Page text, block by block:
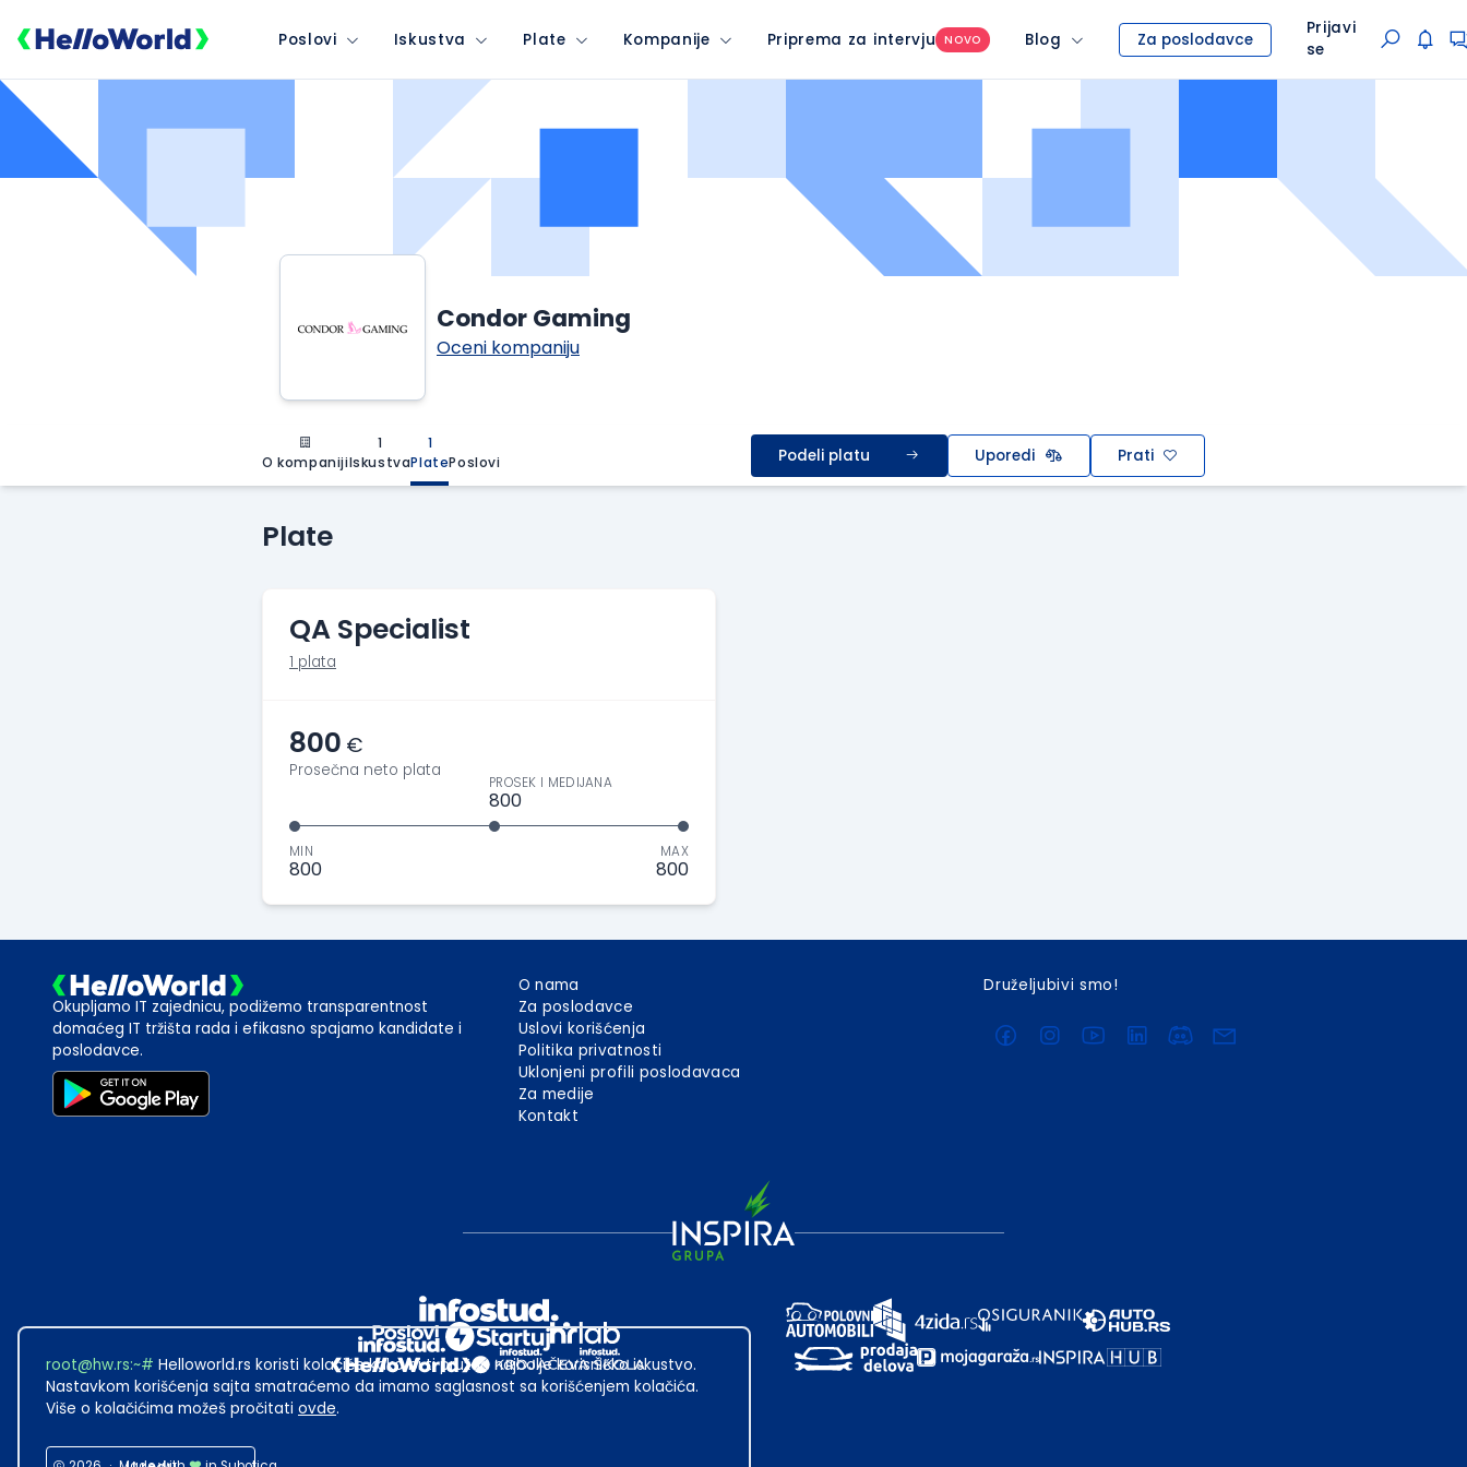
Poslovi Iskustva Plate Kompanije Priprema za intervju NOVO Blog Za poslodavce
Prijavi
se
Condor Gaming
Oceni kompaniju
O kompaniji
1
Iskustva
1
PlatePoslovi Podeli platu Uporedi Prati
Plate
QA Specialist
1 plata
800 €
Prosečna neto plata
MIN
800
PROSEK I MEDIJANA
800
MAX
800
Okupljamo IT zajednicu, podižemo transparentnost
domaćeg IT tržišta rada i efikasno spajamo kandidate i
poslodavce.
O nama
Za poslodavce
Uslovi korišćenja
Politika privatnosti
Uklonjeni profili poslodavaca
Za medije
Kontakt
Druželjubivi smo!
root@hw.rs:~# Helloworld.rs koristi kolačiće kako bi ti pružao najbolje korisničko iskustvo.
Nastavkom korišćenja sajta smatraćemo da imamo saglasnost sa korišćenjem kolačića.
Više o kolačićima možeš pročitati ovde.